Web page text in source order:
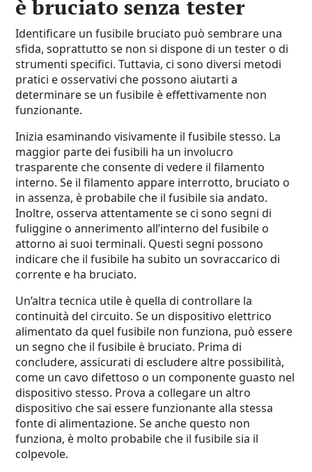
è bruciato senza tester
Identificare un fusibile bruciato può sembrare una
sfida, soprattutto se non si dispone di un tester o di
strumenti specifici. Tuttavia, ci sono diversi metodi
pratici e osservativi che possono aiutarti a
determinare se un fusibile è effettivamente non
funzionante.
Inizia esaminando visivamente il fusibile stesso. La
maggior parte dei fusibili ha un involucro
trasparente che consente di vedere il filamento
interno. Se il filamento appare interrotto, bruciato o
in assenza, è probabile che il fusibile sia andato.
Inoltre, osserva attentamente se ci sono segni di
fuliggine o annerimento all’interno del fusibile o
attorno ai suoi terminali. Questi segni possono
indicare che il fusibile ha subito un sovraccarico di
corrente e ha bruciato.
Un’altra tecnica utile è quella di controllare la
continuità del circuito. Se un dispositivo elettrico
alimentato da quel fusibile non funziona, può essere
un segno che il fusibile è bruciato. Prima di
concludere, assicurati di escludere altre possibilità,
come un cavo difettoso o un componente guasto nel
dispositivo stesso. Prova a collegare un altro
dispositivo che sai essere funzionante alla stessa
fonte di alimentazione. Se anche questo non
funziona, è molto probabile che il fusibile sia il
colpevole.